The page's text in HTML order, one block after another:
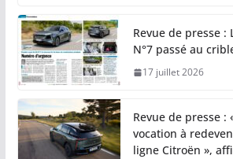
Revue de presse :
N°7 passé au
17 juillet 2026
Revue de presse :
vocation à
ligne Citroën »,